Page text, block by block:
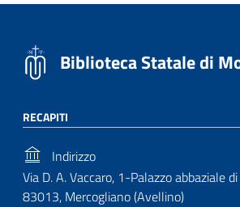
Biblioteca Statale di
RECAPITI
Indirizzo
Via D. A. Vaccaro, 1-Palazzo abbaziale
83013, Mercogliano (Avellino)